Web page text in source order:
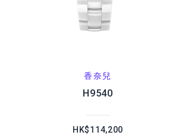
香奈兒
H9540
HK$114,200